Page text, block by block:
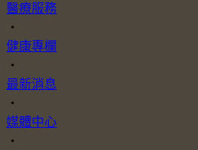
醫療服務
・
健康專欄
・
最新消息
・
媒體中心
・